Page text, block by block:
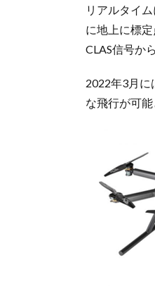
リアルタイ
に地上に標
CLAS信号か
2022年3月に
な飛行が可能